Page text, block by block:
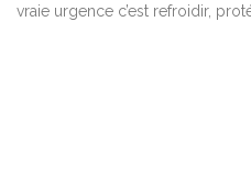
vraie urgence c’est refroidir,